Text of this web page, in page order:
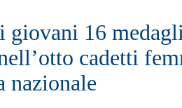
giovani 16
cadetti
nazionale